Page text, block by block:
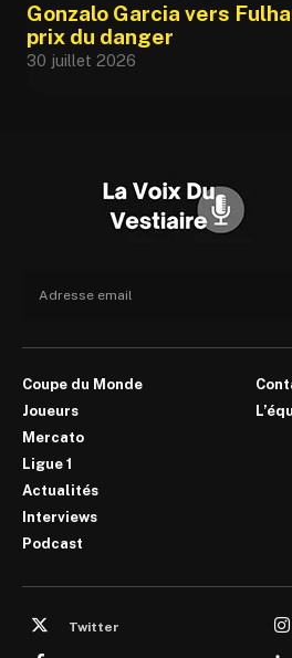
Gonzalo Garcia vers
prix du danger
30 juillet 2026
Coupe du Monde
Joueurs
Mercato
Ligue 1
Actualités
Interviews
Podcast
Twitter